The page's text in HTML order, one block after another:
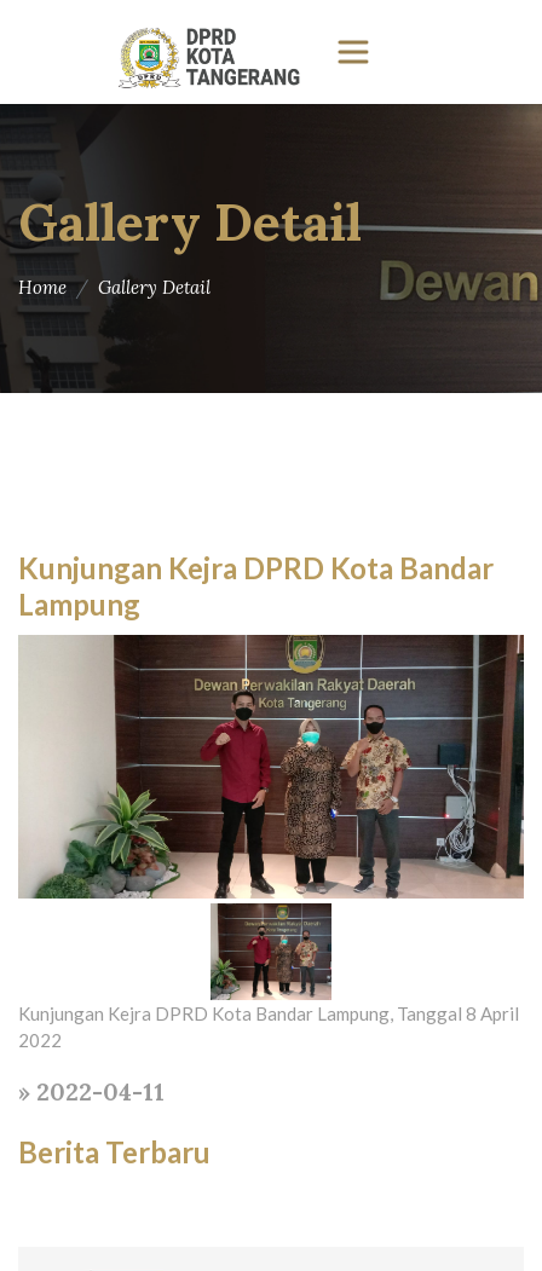
Gallery Detail
Home Gallery Detail
Kunjungan Kejra DPRD Kota Bandar
Lampung
Kunjungan Kejra DPRD Kota Bandar Lampung, Tanggal 8 April
2022
» 2022-04-11
Berita Terbaru